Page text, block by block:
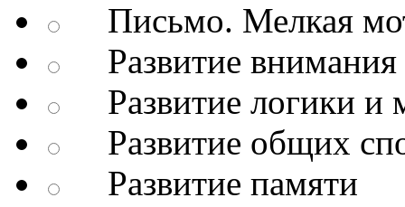
Письмо. Мелкая
Развитие
Развитие логики и
Развитие общих
Развитие памяти